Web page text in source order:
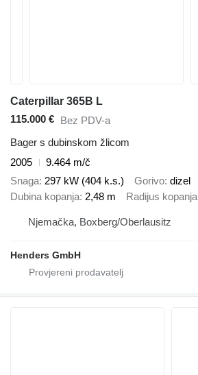
Caterpillar 365B L
115.000 € Bez PDV-a
Bager s dubinskom žlicom
2005
9.464 m/č
Snaga 297 kW (404 k.s.) Gorivo dizel
Dubina kopanja 2,48 m Radijus kopanja
Njemačka, Boxberg/Oberlausitz
Henders GmbH